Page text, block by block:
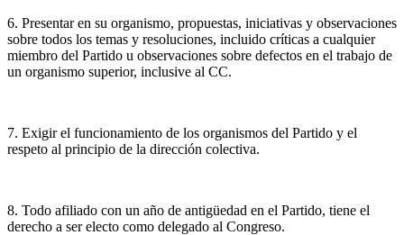
6. Presentar en su organismo, propuestas, iniciativas y observaciones
sobre todos los temas y resoluciones, incluido críticas a cualquier
miembro del Partido u observaciones sobre defectos en el trabajo de
un organismo superior, inclusive al CC.
7. Exigir el funcionamiento de los organismos del Partido y el
respeto al principio de la dirección colectiva.
8. Todo afiliado con un año de antigüedad en el Partido, tiene el
derecho a ser electo como delegado al Congreso.